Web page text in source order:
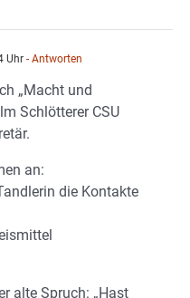
Uhr - Antworten
„Macht und
Schlötterer CSU
an:
die Kontakte
alte Spruch: „Hast